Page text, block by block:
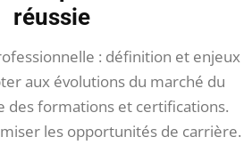
réussie
: définition et enjeux
aux évolutions du marché du
des formations et certifications.
les opportunités de carrière.